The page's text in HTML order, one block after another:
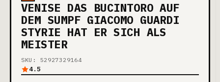
VENISE DAS BUCINTORO AUF
DEM SUMPF GIACOMO GUARDI
STYRIE HAT ER SICH ALS
MEISTER
SKU: 52927329164
4.5